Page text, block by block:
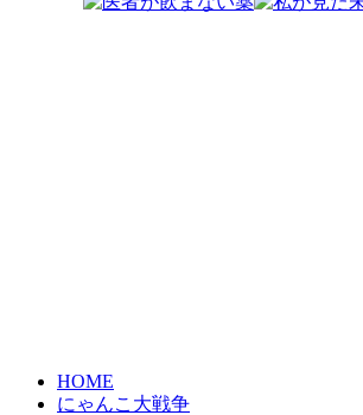
HOME
にゃんこ大戦争